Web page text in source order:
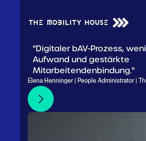
"Digitaler bAV-Prozess,
Aufwand und gestärkte
Mitarbeitendenbindung."
Elena Henninger | People Administrator |